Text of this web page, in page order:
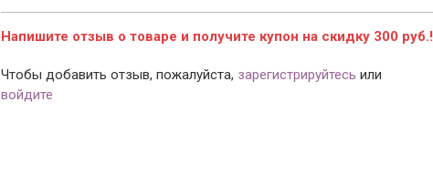
Напишите отзыв о товаре и получите купон на скидку 300 руб.!
Чтобы добавить отзыв, пожалуйста, зарегистрируйтесь или
войдите